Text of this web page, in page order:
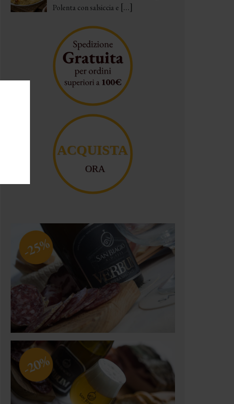
Polenta con salsiccia e […]